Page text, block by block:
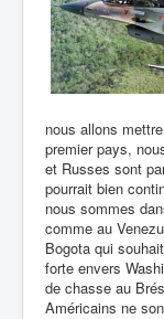
nous allons
premier pays,
et Russes sont
pourrait bien
nous sommes
comme au
Bogota qui
forte envers
de chasse au
Américains ne